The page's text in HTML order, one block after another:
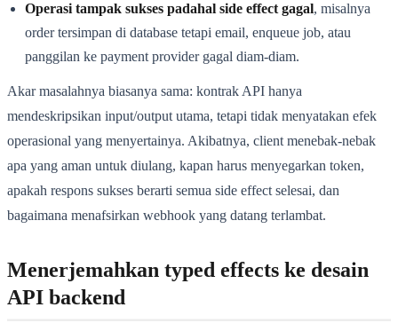
Operasi tampak sukses padahal side effect gagal, misalnya
order tersimpan di database tetapi email, enqueue job, atau
panggilan ke payment provider gagal diam-diam.
Akar masalahnya biasanya sama: kontrak API hanya
mendeskripsikan input/output utama, tetapi tidak menyatakan efek
operasional yang menyertainya. Akibatnya, client menebak-nebak
apa yang aman untuk diulang, kapan harus menyegarkan token,
apakah respons sukses berarti semua side effect selesai, dan
bagaimana menafsirkan webhook yang datang terlambat.
Menerjemahkan typed effects ke desain
API backend